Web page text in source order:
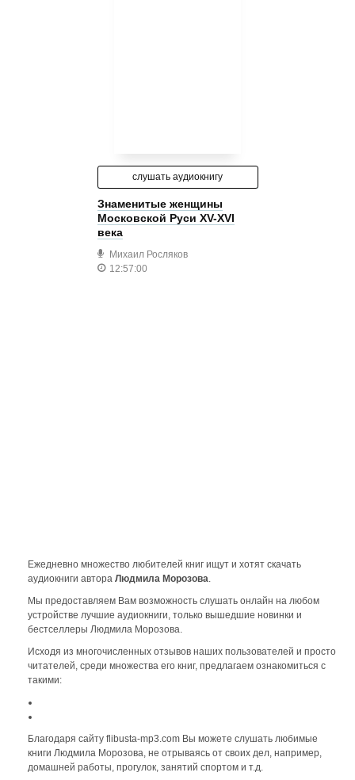
слушать аудиокнигу
Знаменитые женщины
Московской Руси XV-XVI
века
Михаил Росляков
12:57:00
Ежедневно множество любителей книг ищут и хотят скачать
аудиокниги автора Людмила Морозова.
Мы предоставляем Вам возможность слушать онлайн на любом
устройстве лучшие аудиокниги, только вышедшие новинки и
бестселлеры Людмила Морозова.
Исходя из многочисленных отзывов наших пользователей и просто
читателей, среди множества его книг, предлагаем ознакомиться с
такими:
Благодаря сайту flibusta-mp3.com Вы можете слушать любимые
книги Людмила Морозова, не отрываясь от своих дел, например,
домашней работы, прогулок, занятий спортом и т.д.